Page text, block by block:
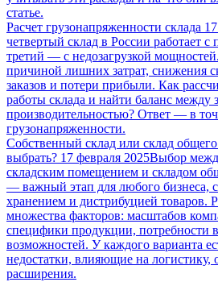
статье.
Расчет грузонапряженности склада
четвертый склад в России работает с
третий — с недозагрузкой
причиной лишних затрат, снижения
заказов и потери прибыли. Как
работы склада и найти баланс между
производительностью? Ответ — в
грузонапряженности.
Собственный склад или склад
выбрать? 17 февраля 2025Выбор
складским помещением и складом
— важный этап для любого бизнеса,
хранением и дистрибуцией товаров.
множества факторов: масштабов
специфики продукции, потребности
возможностей. У каждого варианта
недостатки, влияющие на логистику,
расширения.